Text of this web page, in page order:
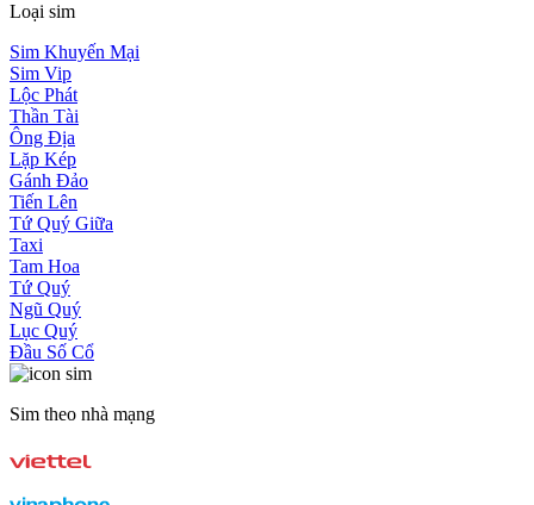
Loại sim
Sim Khuyến Mại
Sim Vip
Lộc Phát
Thần Tài
Ông Địa
Lặp Kép
Gánh Đảo
Tiến Lên
Tứ Quý Giữa
Taxi
Tam Hoa
Tứ Quý
Ngũ Quý
Lục Quý
Đầu Số Cổ
Sim theo nhà mạng